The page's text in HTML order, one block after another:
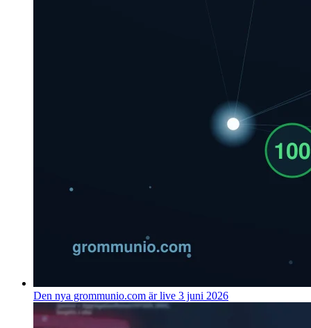
Den nya grommunio.com är live 3 juni 2026